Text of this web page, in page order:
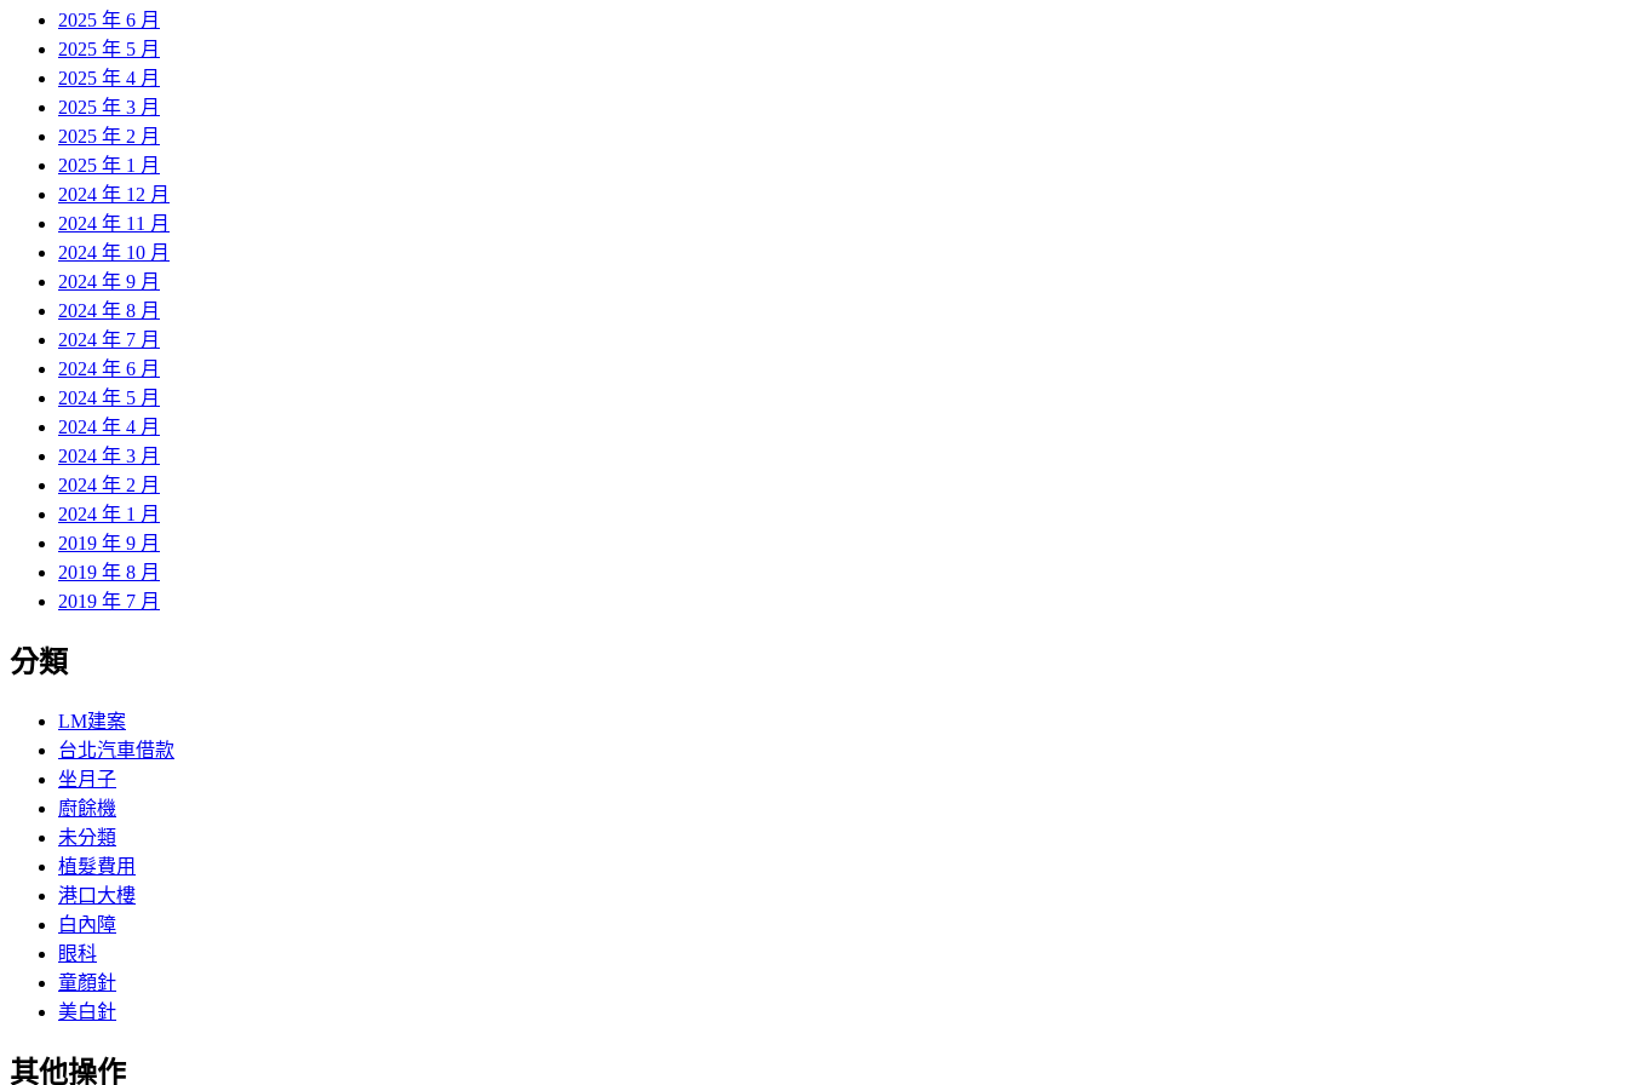
2025 年 6 月
2025 年 5 月
2025 年 4 月
2025 年 3 月
2025 年 2 月
2025 年 1 月
2024 年 12 月
2024 年 11 月
2024 年 10 月
2024 年 9 月
2024 年 8 月
2024 年 7 月
2024 年 6 月
2024 年 5 月
2024 年 4 月
2024 年 3 月
2024 年 2 月
2024 年 1 月
2019 年 9 月
2019 年 8 月
2019 年 7 月
分類
LM建案
台北汽車借款
坐月子
廚餘機
未分類
植髮費用
港口大樓
白內障
眼科
童顏針
美白針
其他操作